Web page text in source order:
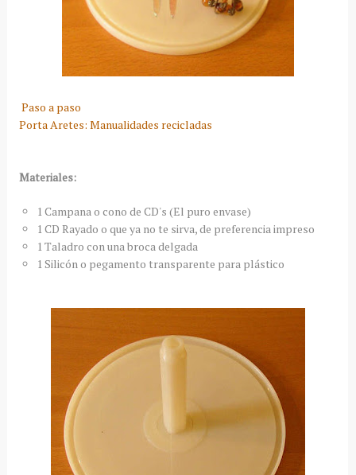
Paso a paso
Porta Aretes: Manualidades recicladas
Materiales:
1 Campana o cono de CD's (El puro envase)
1 CD Rayado o que ya no te sirva, de preferencia impreso
1 Taladro con una broca delgada
1 Silicón o pegamento transparente para plástico